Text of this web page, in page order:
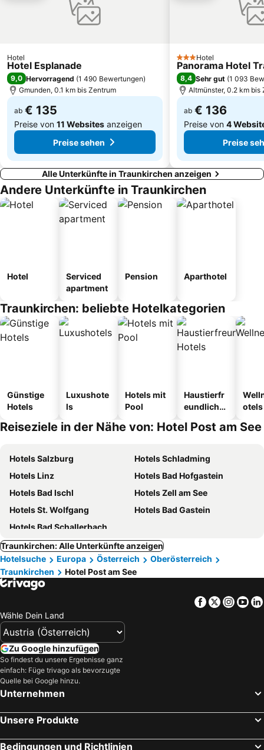
Dachstein Glacier
Sommerrodelbahn Abtenau
Sommerrodelbahn Haag
Kaiser-Josef-Platz
Hotel
Hotel Esplanade
9,0 Hervorragend (1 490 Bewertungen)
Gmunden, 0.1 km bis Zentrum
ab € 135
Preise von 11 Websites anzeigen
Preise sehen
3 Sterne
Hotel
Panorama Hotel
8,4 Sehr gut (1 093
Altmünster, 0.2 km bis
ab € 136
Preise von 4
Preise
Alle Unterkünfte in Traunkirchen anzeigen
Andere Unterkünfte in Traunkirchen
Hotel
Serviced
apartment
Pension Aparthotel
Traunkirchen: beliebte Hotelkategorien
Günstige
Hotels
Luxushote
ls
Hotels mit
Pool
Haustierfr
eundliche
otels
Reiseziele in der Nähe von: Hotel Post am See
Hotels Salzburg
Hotels Schladming
Hotels Linz
Hotels Bad Hofgastein
Hotels Bad Ischl
Hotels Zell am See
Hotels St. Wolfgang
Hotels Bad Gastein
Hotels Bad Schallerbach
Traunkirchen: Alle Unterkünfte anzeigen
Hotelsuche
Europa Österreich
Oberösterreich
Traunkirchen
Hotel Post am See
Facebook
Twitter
Wähle Dein Land
Zu Google hinzufügen
So findest du unsere Ergebnisse ganz
einfach: Füge trivago als bevorzugte
Quelle bei Google hinzu.
Unternehmen
Unsere Produkte
Bedingungen und Richtlinien